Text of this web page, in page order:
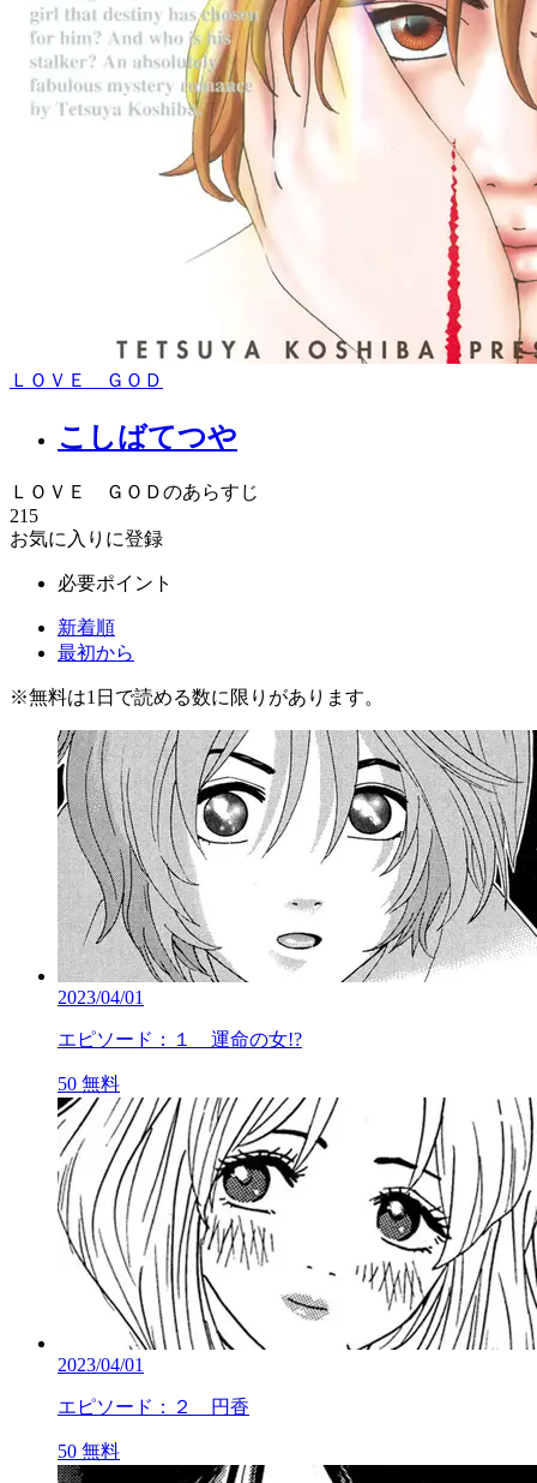
ＬＯＶＥ ＧＯＤ
こしばてつや
ＬＯＶＥ ＧＯＤのあらすじ
215
お気に入りに登録
必要ポイント
新着順
最初から
※無料は1日で読める数に限りがあります。
2023/04/01
エピソード：１ 運命の女!?
50 無料
2023/04/01
エピソード：２ 円香
50 無料